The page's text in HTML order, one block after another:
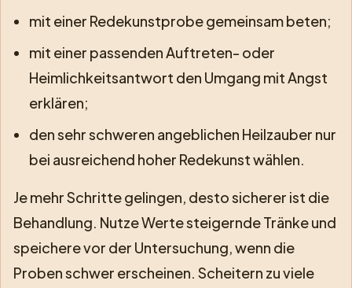
mit einer Redekunstprobe gemeinsam beten;
mit einer passenden Auftreten- oder
Heimlichkeitsantwort den Umgang mit Angst
erklären;
den sehr schweren angeblichen Heilzauber nur
bei ausreichend hoher Redekunst wählen.
Je mehr Schritte gelingen, desto sicherer ist die
Behandlung. Nutze Werte steigernde Tränke und
speichere vor der Untersuchung, wenn die
Proben schwer erscheinen. Scheitern zu viele